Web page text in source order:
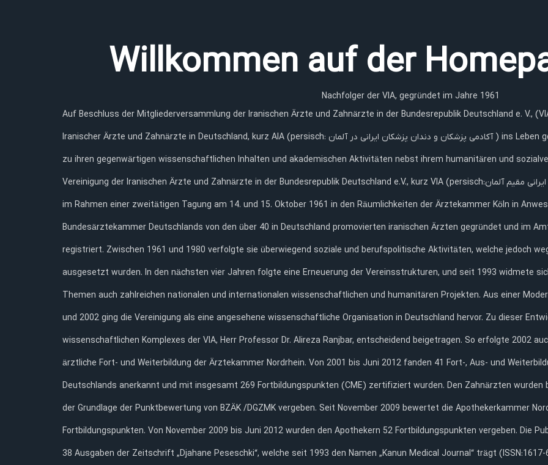
Willkommen auf der
Nachfolger der VIA, gegründet im Jahre 1961
Auf Beschluss der Mitgliederversammlung der Iranischen Ärzte und Zahnärzte in der Bundesrepublik Deutschland e. V.,
Iranischer Ärzte und Zahnärzte in Deutschland, kurz AIA (persisch: آکادمی پزشکان و دندان پزشکان ایرانی‌ در آلمان ) ins Leben gerufen. AIA ersetzt damit zeitgemäß und passend
zu ihren gegenwärtigen wissenschaftlichen Inhalten und akademischen Aktivitäten nebst ihrem humanitären und
Vereinigung der Iranischen Ärzte und Zahnärzte in der Bundesrepublik Deutschland e.V., kurz VIA (persisch:کانون پزشکان و دندانپزشکان ایرانی مقیم آلمان , kurz:کانون , Kanun),wurde
im Rahmen einer zweitätigen Tagung am 14. und 15. Oktober 1961 in den Räumlichkeiten der Ärztekammer Köln in
Bundesärztekammer Deutschlands von den über 40 in Deutschland promovierten iranischen Ärzten gegründet und im
registriert. Zwischen 1961 und 1980 verfolgte sie überwiegend soziale und berufspolitische Aktivitäten, welche jedoch
ausgesetzt wurden. In den nächsten vier Jahren folgte eine Erneuerung der Vereinsstrukturen, und seit 1993 widmete
Themen auch zahlreichen nationalen und internationalen wissenschaftlichen und humanitären Projekten. Aus einer
und 2002 ging die Vereinigung als eine angesehene wissenschaftliche Organisation in Deutschland hervor. Zu dieser
wissenschaftlichen Komplexes der VIA, Herr Professor Dr. Alireza Ranjbar, entscheidend beigetragen. So erfolgte 2002
ärztliche Fort- und Weiterbildung der Ärztekammer Nordrhein. Von 2001 bis Juni 2012 fanden 41 Fort-, Aus- und
Deutschlands anerkannt und mit insgesamt 269 Fortbildungspunkten (CME) zertifiziert wurden. Den Zahnärzten
der Grundlage der Punktbewertung von BZÄK /DGZMK vergeben. Seit November 2009 bewertet die Apothekerkammer
Fortbildungspunkten. Von November 2009 bis Juni 2012 wurden den Apothekern 52 Fortbildungspunkten vergeben. Die
38 Ausgaben der Zeitschrift „Djahane Peseschki“, welche seit 1993 den Namen „Kanun Medical Journal“ trägt (ISSN:1617-